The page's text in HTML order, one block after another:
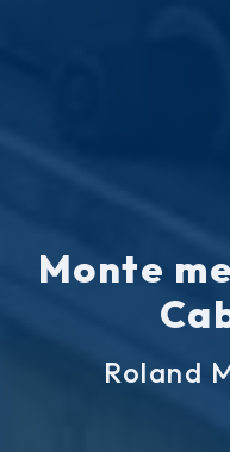
Monte
Roland